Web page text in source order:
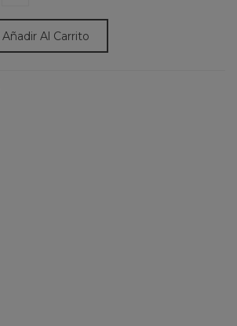
Añadir Al Carrito